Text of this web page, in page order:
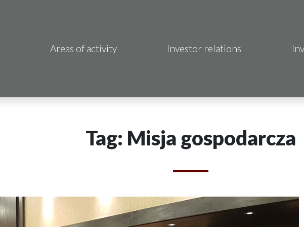
Areas of activity
CDI KB Sp. z o.o.
Atrem S.A.
Investor relations
Tag: Misja gospodarcza